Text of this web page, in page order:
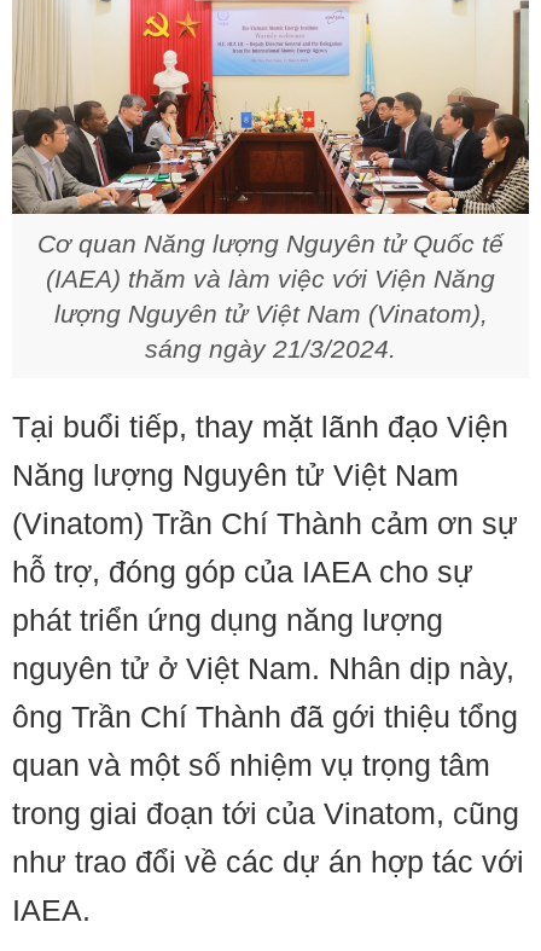
Cơ quan Năng lượng Nguyên tử Quốc tế
(IAEA) thăm và làm việc với Viện Năng
lượng Nguyên tử Việt Nam (Vinatom),
sáng ngày 21/3/2024.
Tại buổi tiếp, thay mặt lãnh đạo Viện
Năng lượng Nguyên tử Việt Nam
(Vinatom) Trần Chí Thành cảm ơn sự
hỗ trợ, đóng góp của IAEA cho sự
phát triển ứng dụng năng lượng
nguyên tử ở Việt Nam. Nhân dịp này,
ông Trần Chí Thành đã gới thiệu tổng
quan và một số nhiệm vụ trọng tâm
trong giai đoạn tới của Vinatom, cũng
như trao đổi về các dự án hợp tác với
IAEA.